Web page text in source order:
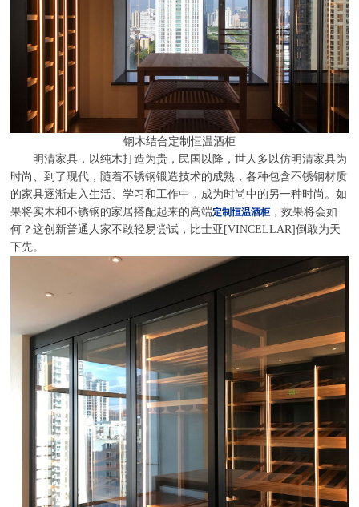
钢木结合定制恒温酒柜
明清家具，以纯木打造为贵，民国以降，世人多以仿明清家具为
时尚、到了现代，随着不锈钢锻造技术的成熟，各种包含不锈钢材质
的家具逐渐走入生活、学习和工作中，成为时尚中的另一种时尚。如
果将实木和不锈钢的家居搭配起来的高端定制恒温酒柜，效果将会如
何？这创新普通人家不敢轻易尝试，比士亚[VINCELLAR]倒敢为天
下先。